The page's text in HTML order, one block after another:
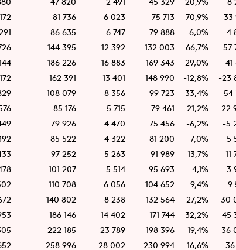
47 820 2 491 45 329 20,9%
8
81 736 6 023 75 713 70,9%
33
86 635 6 747 79 888 6,0%
4
144 395 12 392 132 003 66,7%
57
186 226 16 883 169 343 29,0%
41
162 391 13 401 148 990 -12,8%
-23
108 079 8 356 99 723 -33,4%
-54
85 176 5 715 79 461 -21,2%
-22
79 926 4 470 75 456 -6,2%
-5
85 522 4 322 81 200 7,0%
5
97 252 5 263 91 989 13,7%
11
101 207 5 514 95 693 4,1%
3
110 708 6 056 104 652 9,4%
9
140 802 8 238 132 564 27,2%
30
186 146 14 402 171 744 32,2%
45
222 185 23 789 198 396 19,4%
36
258 996 28 002 230 994 16,6%
36